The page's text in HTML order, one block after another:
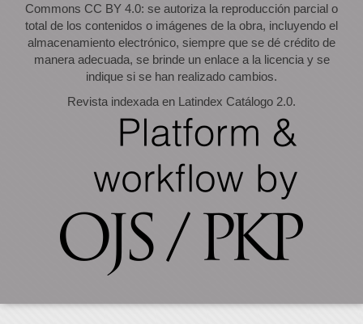
Commons CC BY 4.0: se autoriza la reproducción parcial o
total de los contenidos o imágenes de la obra, incluyendo el
almacenamiento electrónico, siempre que se dé crédito de
manera adecuada, se brinde un enlace a la licencia y se
indique si se han realizado cambios.
Revista indexada en Latindex Catálogo 2.0.